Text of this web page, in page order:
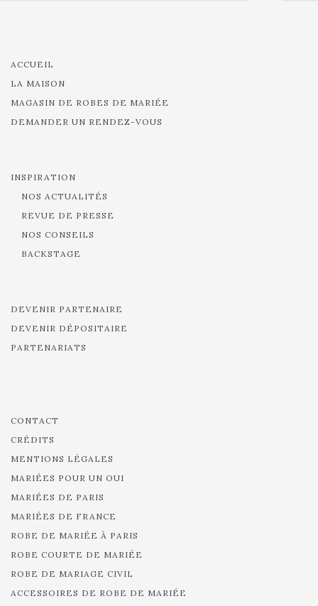
ACCUEIL
LA MAISON
MAGASIN DE ROBES DE MARIÉE
DEMANDER UN RENDEZ-VOUS
INSPIRATION
NOS ACTUALITÉS
REVUE DE PRESSE
NOS CONSEILS
BACKSTAGE
DEVENIR PARTENAIRE
DEVENIR DÉPOSITAIRE
PARTENARIATS
CONTACT
CRÉDITS
MENTIONS LÉGALES
MARIÉES POUR UN OUI
MARIÉES DE PARIS
MARIÉES DE FRANCE
ROBE DE MARIÉE À PARIS
ROBE COURTE DE MARIÉE
ROBE DE MARIAGE CIVIL
ACCESSOIRES DE ROBE DE MARIÉE